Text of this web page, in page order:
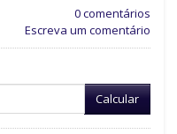
0 comentários
Escreva um comentário
Calcular